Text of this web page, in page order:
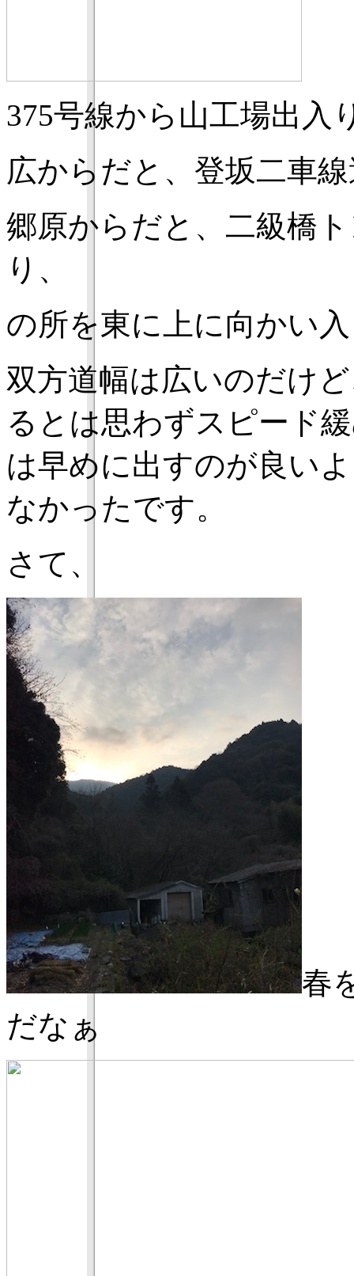
375号線から山工場出入
広からだと、登坂二車
郷原からだと、二級橋
り、
の所を東に上に向かい
双方道幅は広いのだけ
るとは思わずスピード
は早めに出すのが良い
なかったです。
さて、
春
だなぁ